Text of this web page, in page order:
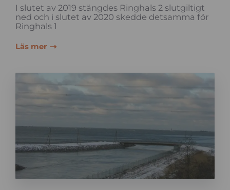
I slutet av 2019 stängdes Ringhals 2 slutgiltigt
ned och i slutet av 2020 skedde detsamma för
Ringhals 1
Läs mer